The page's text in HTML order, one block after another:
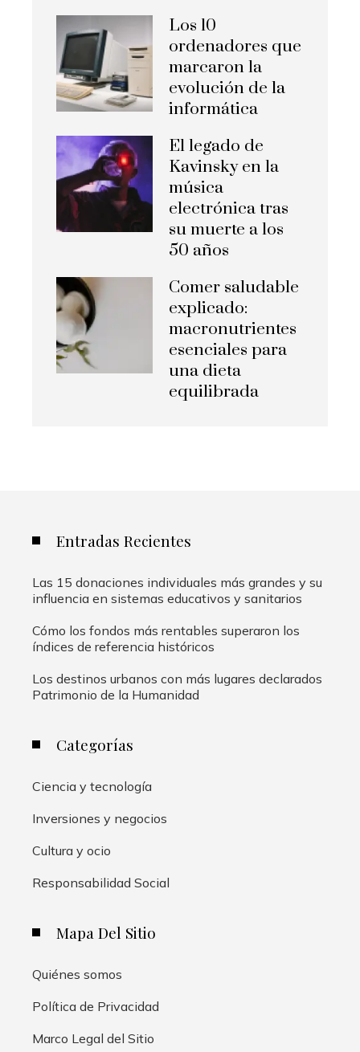
Los 10
ordenadores que
marcaron la
evolución de la
informática
El legado de
Kavinsky en la
música
electrónica tras
su muerte a los
50 años
Comer saludable
explicado:
macronutrientes
esenciales para
una dieta
equilibrada
Entradas Recientes
Las 15 donaciones individuales más grandes y su
influencia en sistemas educativos y sanitarios
Cómo los fondos más rentables superaron los
índices de referencia históricos
Los destinos urbanos con más lugares declarados
Patrimonio de la Humanidad
Categorías
Ciencia y tecnología
Inversiones y negocios
Cultura y ocio
Responsabilidad Social
Mapa Del Sitio
Quiénes somos
Política de Privacidad
Marco Legal del Sitio